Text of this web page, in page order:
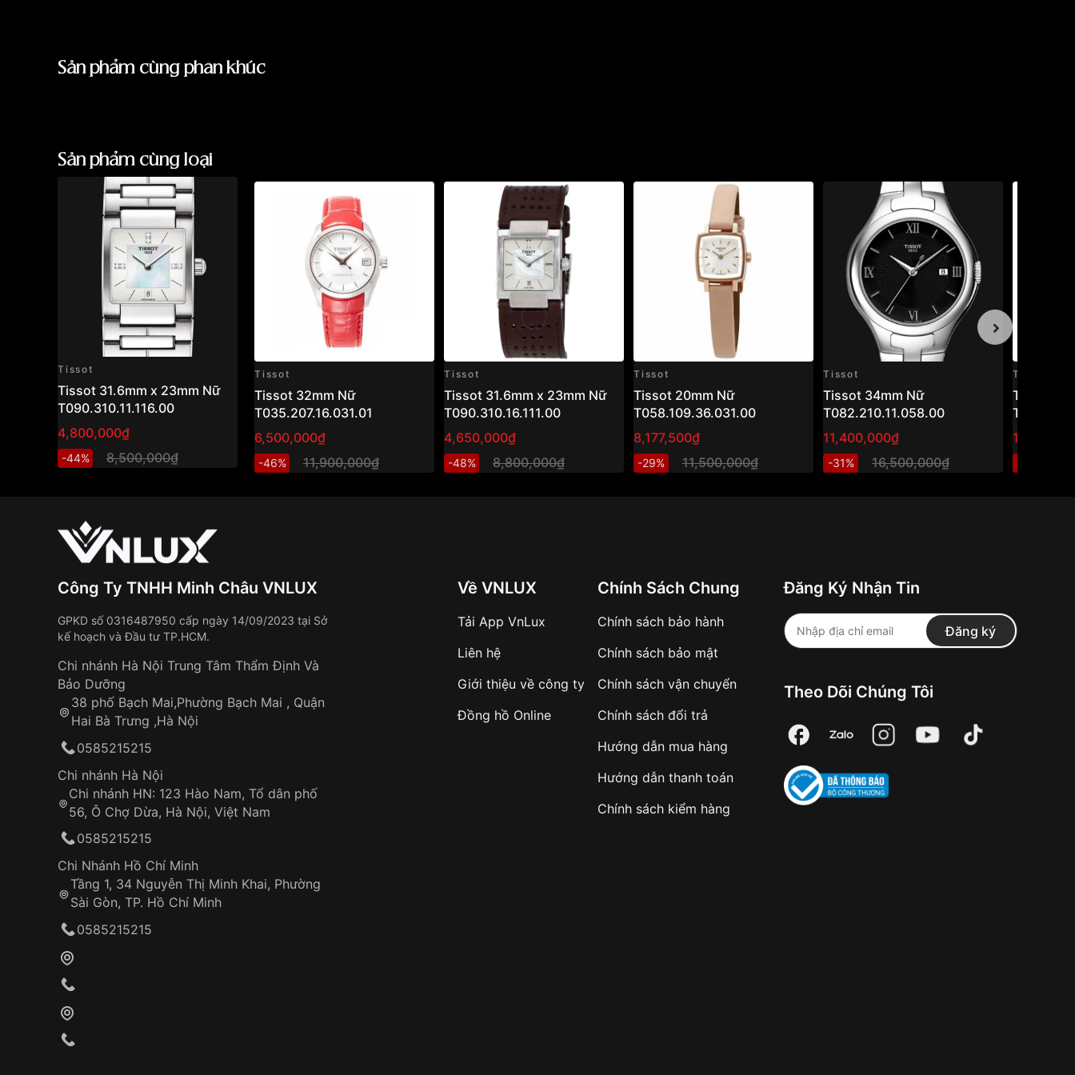
Sản phẩm cùng phân khúc
Sản phẩm cùng loại
Tissot
Tissot 31.6mm x 23mm Nữ
T090.310.11.116.00
4,800,000₫
-44% 8,500,000₫
Tissot
Tissot 32mm Nữ
T035.207.16.031.01
6,500,000₫
-46% 11,900,000₫
Tissot
Tissot 31.6mm x 23mm Nữ
T090.310.16.111.00
4,650,000₫
-48% 8,800,000₫
Tissot
Tissot 20mm Nữ
T058.109.36.031.00
8,177,500₫
-29% 11,500,000₫
Tissot
Tissot 34mm Nữ
T082.210.11.058.00
11,400,000₫
-31% 16,500,000₫
Tissot
Tissot
Công Ty TNHH Minh Châu VNLUX
GPKD số 0316487950 cấp ngày 14/09/2023 tại Sở
kế hoạch và Đầu tư TP.HCM.
Chi nhánh Hà Nội Trung Tâm Thẩm Định Và
Bảo Dưỡng
38 phố Bạch Mai,Phường Bạch Mai , Quận
Hai Bà Trưng ,Hà Nội
0585215215
Chi nhánh Hà Nội
Chi nhánh HN: 123 Hào Nam, Tổ dân phố
56, Ô Chợ Dừa, Hà Nội, Việt Nam
0585215215
Chi Nhánh Hồ Chí Minh
Tầng 1, 34 Nguyễn Thị Minh Khai, Phường
Sài Gòn, TP. Hồ Chí Minh
0585215215
Về VNLUX
Tải App VnLux
Liên hệ
Giới thiệu về công ty
Đồng hồ Online
Chính Sách Chung
Chính sách bảo hành
Chính sách bảo mật
Chính sách vận chuyển
Chính sách đổi trả
Hướng dẫn mua hàng
Hướng dẫn thanh toán
Chính sách kiểm hàng
Đăng Ký Nhận Tin
Đăng ký
Theo Dõi Chúng Tôi